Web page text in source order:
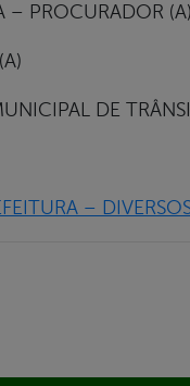
– PROCURADOR
DE
–